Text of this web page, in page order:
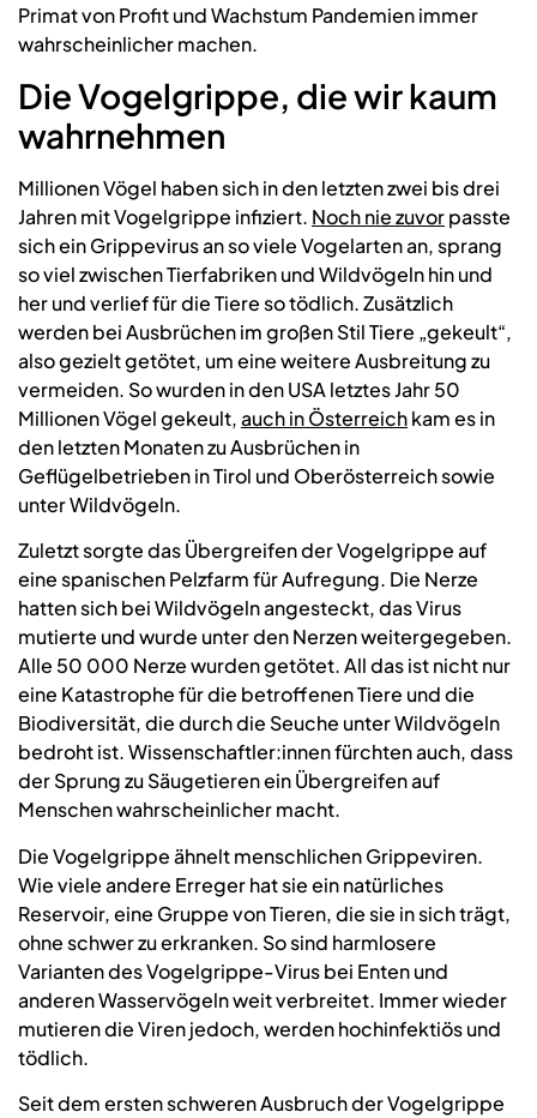
Primat von Profit und Wachstum Pandemien immer
wahrscheinlicher machen.
Die Vogelgrippe, die wir kaum
wahrnehmen
Millionen Vögel haben sich in den letzten zwei bis drei
Jahren mit Vogelgrippe infiziert. Noch nie zuvorpasste
sich ein Grippevirus an so viele Vogelarten an, sprang
so viel zwischen Tierfabriken und Wildvögeln hin und
her und verlief für die Tiere so tödlich. Zusätzlich
werden bei Ausbrüchen im großen Stil Tiere „gekeult“,
also gezielt getötet, um eine weitere Ausbreitung zu
vermeiden. So wurden in den USA letztes Jahr 50
Millionen Vögel gekeult,auch in Österreichkam es in
den letzten Monaten zu Ausbrüchen in
Geflügelbetrieben in Tirol und Oberösterreich sowie
unter Wildvögeln.
Zuletzt sorgte das Übergreifen der Vogelgrippe auf
eine spanischen Pelzfarm für Aufregung. Die Nerze
hatten sich bei Wildvögeln angesteckt, das Virus
mutierte und wurde unter den Nerzen weitergegeben.
Alle 50 000 Nerze wurden getötet. All das ist nicht nur
eine Katastrophe für die betroffenen Tiere und die
Biodiversität, die durch die Seuche unter Wildvögeln
bedroht ist. Wissenschaftler:innen fürchten auch, dass
der Sprung zu Säugetieren ein Übergreifen auf
Menschen wahrscheinlicher macht.
Die Vogelgrippe ähnelt menschlichen Grippeviren.
Wie viele andere Erreger hat sie ein natürliches
Reservoir, eine Gruppe von Tieren, die sie in sich trägt,
ohne schwer zu erkranken. So sind harmlosere
Varianten des Vogelgrippe-Virus bei Enten und
anderen Wasservögeln weit verbreitet. Immer wieder
mutieren die Viren jedoch, werden hochinfektiös und
tödlich.
Seit dem ersten schweren Ausbruch der Vogelgrippe